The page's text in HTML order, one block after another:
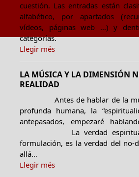
cuestión. Las entradas están
alfabético, por apartados
vídeos, páginas web ...) y
categorías.
Llegir més
LA MÚSICA Y LA DIMENSIÓN
REALIDAD
Antes de hablar de la
profunda humana, la
antepasados, empezaré
La verdad espiritual
formulación, es la verdad del no-
allá…
Llegir més